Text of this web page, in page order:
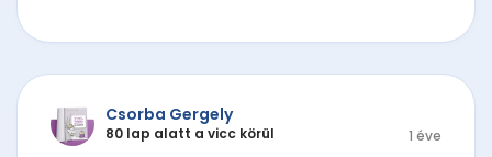
Csorba Gergely
80 lap alatt a vicc körül 1 éve